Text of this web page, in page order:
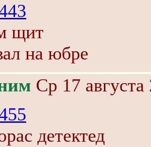
щит
на юбре
Ср 17
детектед